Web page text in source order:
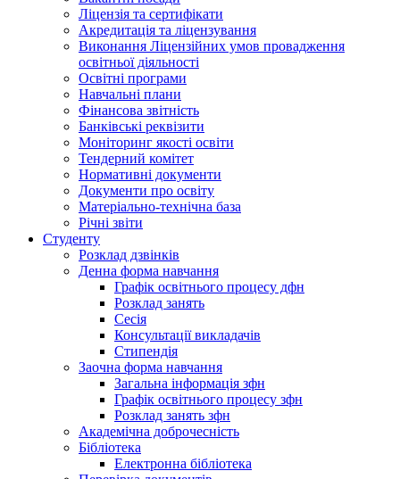
Ліцензія та сертифікати
Акредитація та ліцензування
Виконання Ліцензійних умов провадження
освітньої діяльності
Освітні програми
Навчальні плани
Фінансова звітність
Банківські реквізити
Моніторинг якості освіти
Тендерний комітет
Нормативні документи
Документи про освіту
Матеріально-технічна база
Річні звіти
Студенту
Розклад дзвінків
Денна форма навчання
Графік освітнього процесу дфн
Розклад занять
Сесія
Консультації викладачів
Стипендія
Заочна форма навчання
Загальна інформація зфн
Графік освітнього процесу зфн
Розклад занять зфн
Академічна доброчесність
Бібліотека
Електронна бібліотека